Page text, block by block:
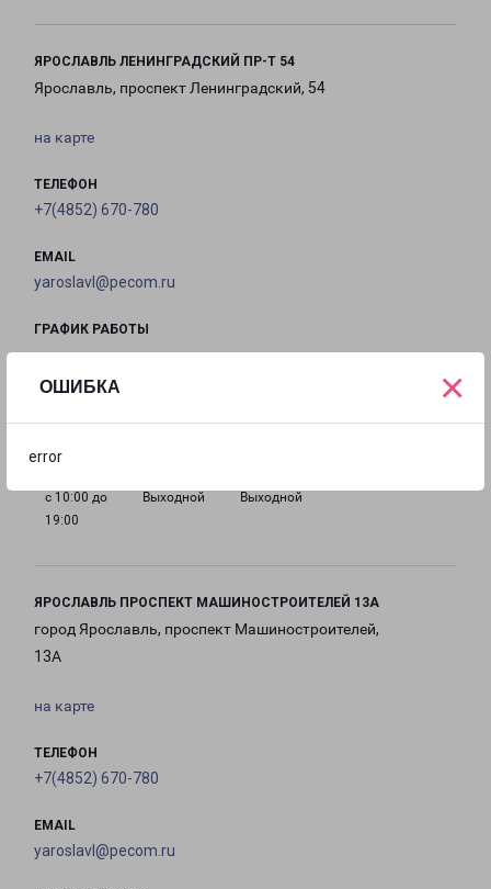
ОШИБКА
error
×
ЯРОСЛАВЛЬ ЛЕНИНГРАДСКИЙ ПР-Т 54
Ярославль, проспект Ленинградский, 54
на карте
ТЕЛЕФОН
+7(4852) 670-780
EMAIL
yaroslavl@pecom.ru
ГРАФИК РАБОТЫ
19:00
19:00
19:00
19:00
с 10:00 до
19:00
Выходной Выходной
ЯРОСЛАВЛЬ ПРОСПЕКТ МАШИНОСТРОИТЕЛЕЙ 13А
город Ярославль, проспект Машиностроителей,
13А
на карте
ТЕЛЕФОН
+7(4852) 670-780
EMAIL
yaroslavl@pecom.ru